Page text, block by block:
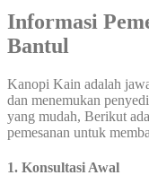
Informasi
Bantul
Kanopi Kain adalah
dan menemukan
yang mudah, Berikut
pemesanan untuk
1. Konsultasi Awal